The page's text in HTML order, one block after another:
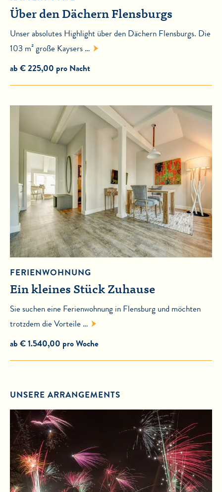
Über den Dächern Flensburgs
Unser absolutes Highlight über den Dächern Flensburgs. Die
103 m² große Kaysers …
ab € 225,00 pro Nacht
FERIENWOHNUNG
Ein kleines Stück Zuhause
Sie suchen eine Ferienwohnung in Flensburg und möchten
trotzdem die Vorteile …
ab € 1.540,00 pro Woche
UNSERE ARRANGEMENTS